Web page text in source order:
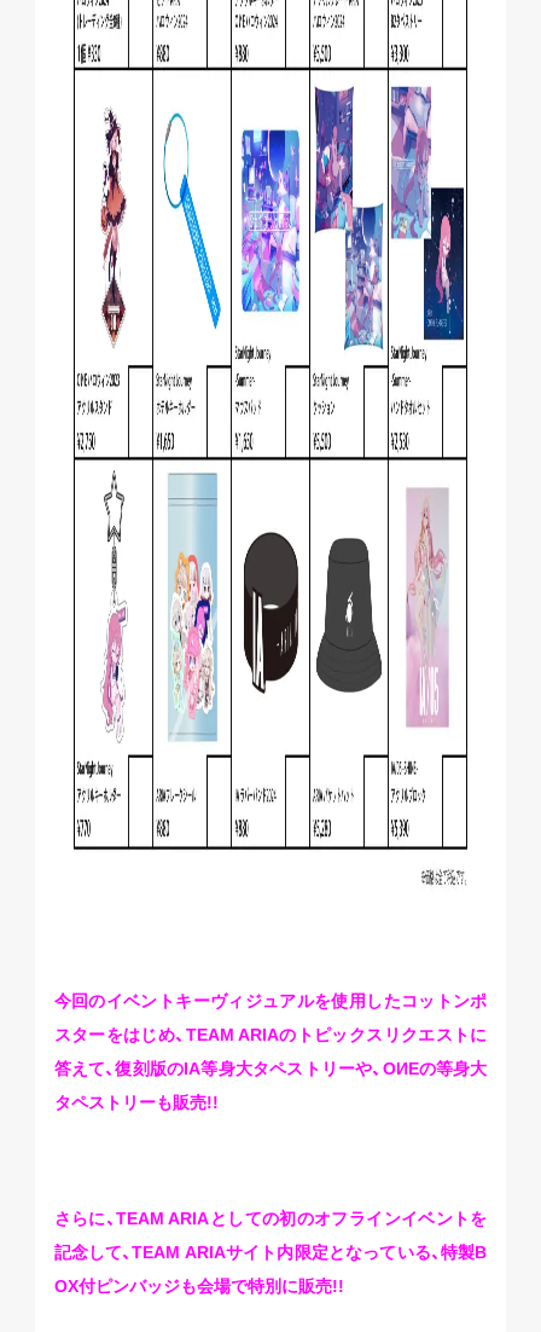
今回のイベントキーヴィジュアルを使用したコットンポ
スターをはじめ、TEAM ARIAのトピックスリクエストに
答えて、復刻版のIA等身大タペストリーや、OИEの等身大
タペストリーも販売!!
さらに、TEAM ARIAとしての初のオフラインイベントを
記念して、TEAM ARIAサイト内限定となっている、特製B
OX付ピンバッジも会場で特別に販売!!